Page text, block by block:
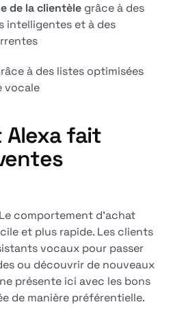
de la clientèle grâce à des
intelligentes et à des
à des listes optimisées
vocale
Alexa fait
Le comportement d'achat
et plus rapide. Les clients
vocaux pour passer
ou découvrir de nouveaux
présente ici avec les bons
de manière préférentielle.